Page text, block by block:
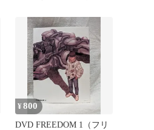
¥800
DVD FREEDOM 1（フリ